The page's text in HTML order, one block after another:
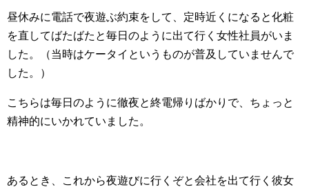
昼休みに電話で夜遊ぶ約束をして、定時近くになると化粧
を直してばたばたと毎日のように出て行く女性社員がいま
した。（当時はケータイというものが普及していませんで
した。）
こちらは毎日のように徹夜と終電帰りばかりで、ちょっと
精神的にいかれていました。
あるとき、これから夜遊びに行くぞと会社を出て行く彼女